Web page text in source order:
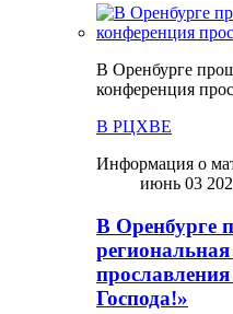
В Оренбурге
конференция
В РЦХВЕ
Информация о
июнь 03
В Оренбурге
Господа!»